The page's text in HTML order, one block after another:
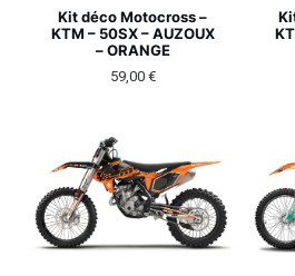
Kit déco Motocross –
KTM – 50SX – AUZOUX
– ORANGE
59,00 €